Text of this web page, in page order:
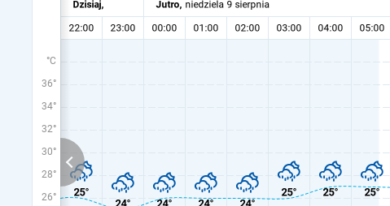
°C
36°
34°
32°
30°
28°
26°